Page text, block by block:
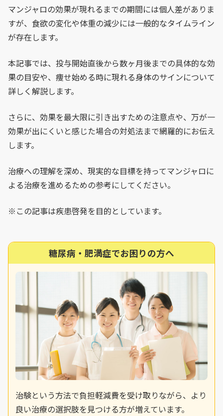
マンジャロの効果が現れるまでの期間には個人差がありま
すが、食欲の変化や体重の減少には一般的なタイムライン
が存在します。
本記事では、投与開始直後から数ヶ月後までの具体的な効
果の目安や、痩せ始める時に現れる身体のサインについて
詳しく解説します。
さらに、効果を最大限に引き出すための注意点や、万が一
効果が出にくいと感じた場合の対処法まで網羅的にお伝え
します。
治療への理解を深め、現実的な目標を持ってマンジャロに
よる治療を進めるための参考にしてください。
※この記事は疾患啓発を目的としています。
糖尿病・肥満症でお困りの方へ
治験という方法で負担軽減費を受け取りながら、より
良い治療の選択肢を見つける方が増えています。